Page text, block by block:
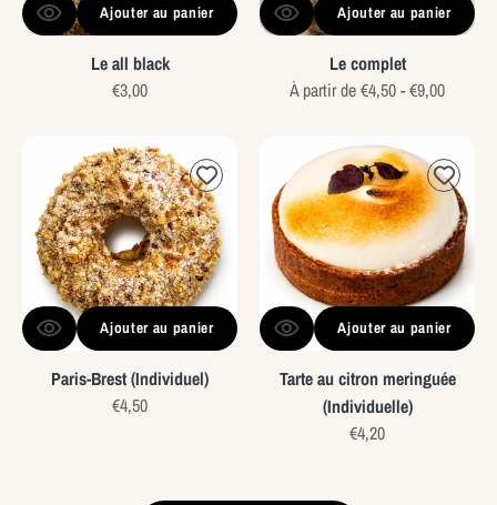
Ajouter au panier
Le all black
Prix
€3,00
Ajouter au panier
Le complet
Prix
À partir de €4,50 - €9,00
(Individuel)
Ajouter au panier
Paris-Brest (Individuel)
Prix
€4,50
citron
meringuée
(Individuelle)
Ajouter au panier
Tarte au citron meringuée
(Individuelle)
Prix
€4,20